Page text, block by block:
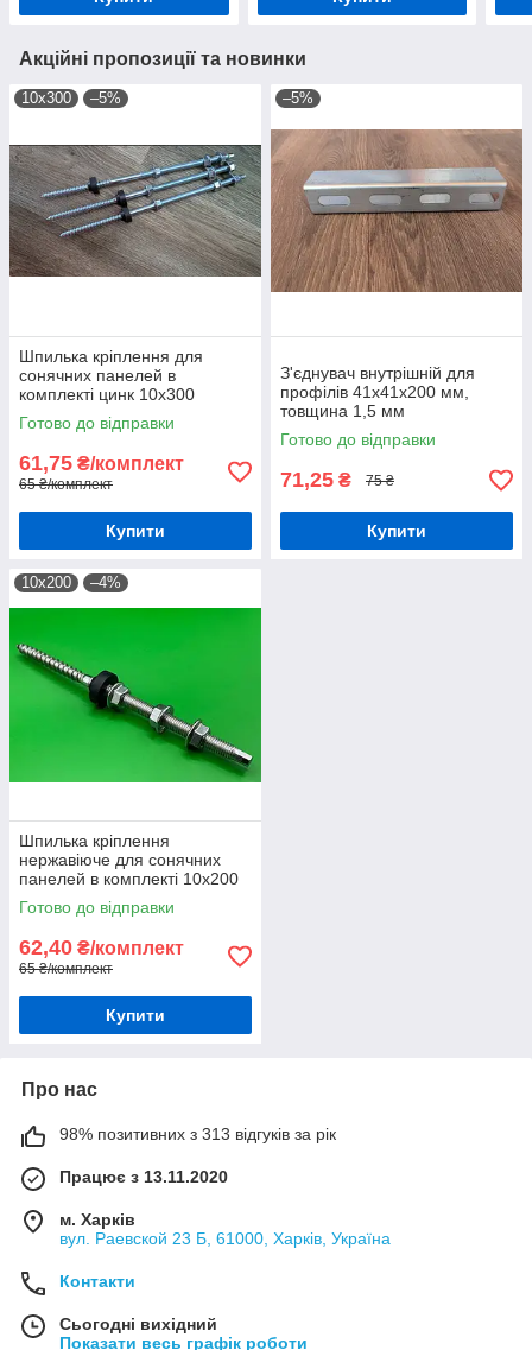
Акційні пропозиції та новинки
10х300 –5%
Шпилька кріплення для
сонячних панелей в
комплекті цинк 10х300
Готово до відправки
61,75 ₴/комплект
65 ₴/комплект
Купити
–5%
З'єднувач внутрішній для
профілів 41х41х200 мм,
товщина 1,5 мм
Готово до відправки
71,25 ₴ 75 ₴
Купити
10х200 –4%
Шпилька кріплення
нержавіюче для сонячних
панелей в комплекті 10х200
(1шт)
Готово до відправки
62,40 ₴/комплект
65 ₴/комплект
Купити
Про нас
98% позитивних з 313 відгуків за рік
Працює з 13.11.2020
м. Харків
вул. Раевской 23 Б, 61000, Харків, Україна
Контакти
Сьогодні вихідний
Показати весь графік роботи